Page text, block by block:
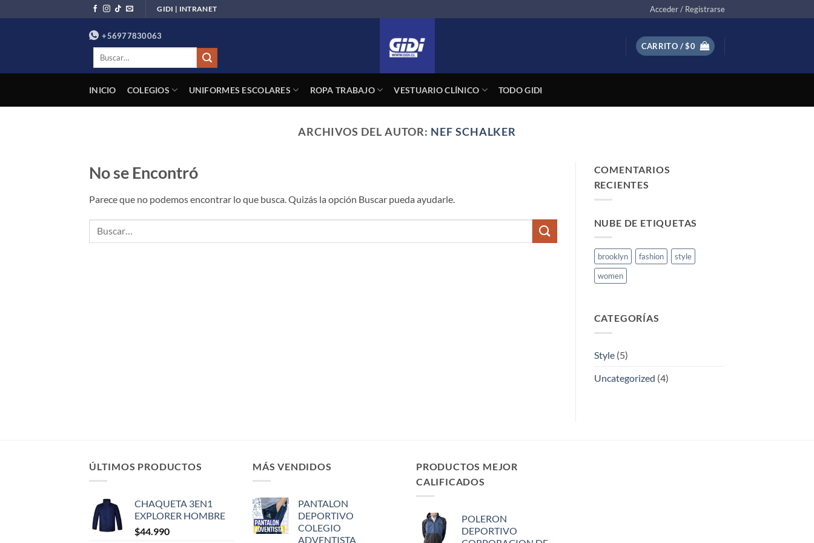
al
GIDI | INTRANET Acceder / Registrarse
+56977830063
Buscar
CARRITO /$0
INICIO COLEGIOS UNIFORMES ESCOLARES ROPA TRABAJO VESTUARIO CLÍNICO TODO GIDI
ARCHIVOS DEL AUTOR: NEF SCHALKER
No se Encontró
Parece que no podemos encontrar lo que busca. Quizás la opción Buscar pueda ayudarle.
COMENTARIOS
RECIENTES
NUBE DE ETIQUETAS
brooklyn fashion
style
women
CATEGORÍAS
Style(5)
Uncategorized (4)
ÚLTIMOS PRODUCTOS
CHAQUETA 3EN1
EXPLORER HOMBRE
$44.990
MÁS VENDIDOS
PANTALON
DEPORTIVO
COLEGIO
ADVENTISTA
PRODUCTOS MEJOR
CALIFICADOS
POLERON
DEPORTIVO